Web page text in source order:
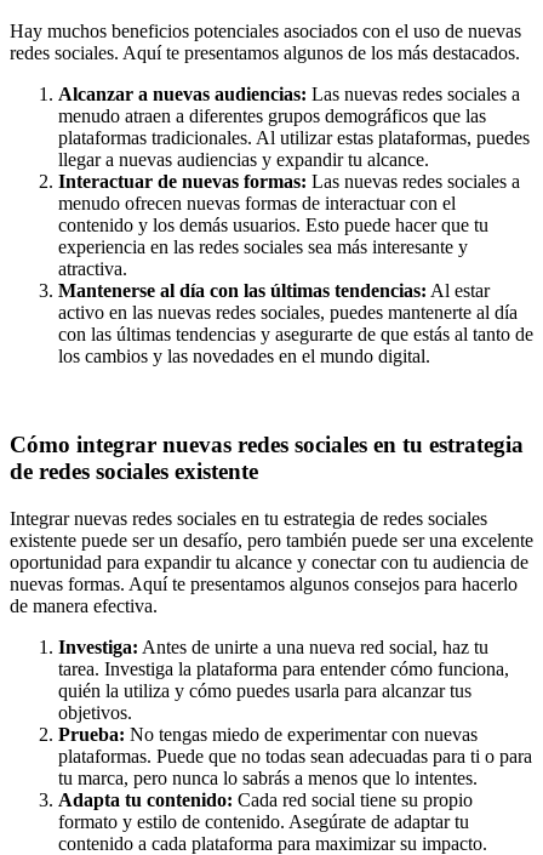
Hay muchos beneficios potenciales asociados con el uso de nuevas
redes sociales. Aquí te presentamos algunos de los más destacados.
Alcanzar a nuevas audiencias: Las nuevas redes sociales a
menudo atraen a diferentes grupos demográficos que las
plataformas tradicionales. Al utilizar estas plataformas, puedes
llegar a nuevas audiencias y expandir tu alcance.
Interactuar de nuevas formas: Las nuevas redes sociales a
menudo ofrecen nuevas formas de interactuar con el
contenido y los demás usuarios. Esto puede hacer que tu
experiencia en las redes sociales sea más interesante y
atractiva.
Mantenerse al día con las últimas tendencias: Al estar
activo en las nuevas redes sociales, puedes mantenerte al día
con las últimas tendencias y asegurarte de que estás al tanto de
los cambios y las novedades en el mundo digital.
Cómo integrar nuevas redes sociales en tu estrategia
de redes sociales existente
Integrar nuevas redes sociales en tu estrategia de redes sociales
existente puede ser un desafío, pero también puede ser una excelente
oportunidad para expandir tu alcance y conectar con tu audiencia de
nuevas formas. Aquí te presentamos algunos consejos para hacerlo
de manera efectiva.
Investiga: Antes de unirte a una nueva red social, haz tu
tarea. Investiga la plataforma para entender cómo funciona,
quién la utiliza y cómo puedes usarla para alcanzar tus
objetivos.
Prueba: No tengas miedo de experimentar con nuevas
plataformas. Puede que no todas sean adecuadas para ti o para
tu marca, pero nunca lo sabrás a menos que lo intentes.
Adapta tu contenido: Cada red social tiene su propio
formato y estilo de contenido. Asegúrate de adaptar tu
contenido a cada plataforma para maximizar su impacto.